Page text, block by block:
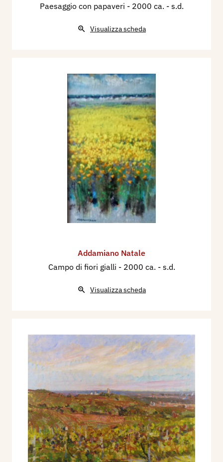
Paesaggio con papaveri - 2000 ca. - s.d.
Visualizza scheda
Addamiano Natale
Campo di fiori gialli - 2000 ca. - s.d.
Visualizza scheda